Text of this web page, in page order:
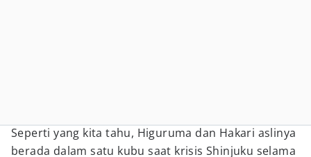
Seperti yang kita tahu, Higuruma dan Hakari aslinya
berada dalam satu kubu saat krisis Shinjuku selama